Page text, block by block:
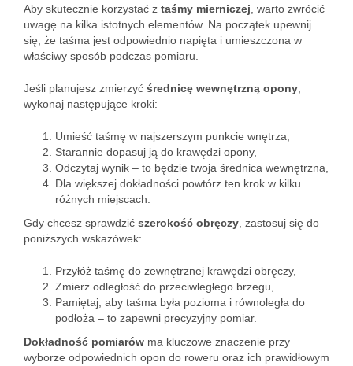
Aby skutecznie korzystać z taśmy mierniczej , warto zwrócić
uwagę na kilka istotnych elementów. Na początek upewnij
się, że taśma jest odpowiednio napięta i umieszczona w
właściwy sposób podczas pomiaru.
Jeśli planujesz zmierzyć średnicę wewnętrzną opony
wykonaj następujące kroki:
Umieść taśmę w najszerszym punkcie wnętrza,
Starannie dopasuj ją do krawędzi opony,
Odczytaj wynik – to będzie twoja średnica wewnętrzna,
Dla większej dokładności powtórz ten krok w kilku
różnych miejscach.
Gdy chcesz sprawdzić szerokość obręczy , zastosuj się do
poniższych wskazówek:
Przyłóż taśmę do zewnętrznej krawędzi obręczy,
Zmierz odległość do przeciwległego brzegu,
Pamiętaj, aby taśma była pozioma i równoległa do
podłoża – to zapewni precyzyjny pomiar.
Dokładność pomiarów ma kluczowe znaczenie przy
wyborze odpowiednich opon do roweru oraz ich prawidłowym